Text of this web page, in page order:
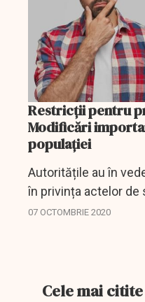
Restricții pentru
Modificări
populației
Autoritățile au în
în privința actelor de
evidenței populației.
07 OCTOMBRIE 2020
Cele mai citite